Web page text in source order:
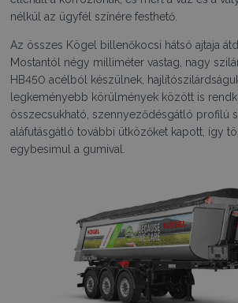
nélkül az ügyfél színére festhető.
Az összes Kögel billenőkocsi hátsó ajtaja
Mostantól négy milliméter vastag, nagy
HB450 acélból készülnek,
legkeményebb körülmények között is
összecsukható, szennyeződésgátló profilú
aláfutásgátló további ütközőket kapott, így
egybesimul a gumival.